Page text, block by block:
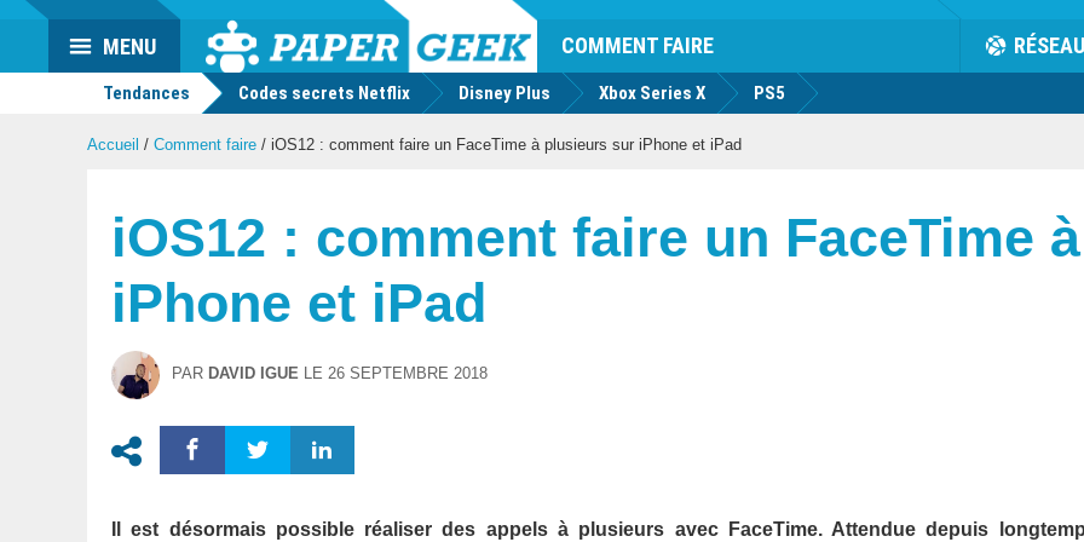
Actu
geek
COMMENT FAIRE RÉSEAU
MENU
Tendances Codes secrets Netflix Disney Plus Xbox Series X PS5
Accueil / Comment faire / iOS12 : comment faire un FaceTime à plusieurs sur iPhone et iPad
iOS12 : comment faire un FaceTime
iPhone et iPad
PAR DAVID IGUE LE 26 SEPTEMBRE 2018
Il est désormais possible réaliser des appels à plusieurs avec FaceTime. Attendue depuis